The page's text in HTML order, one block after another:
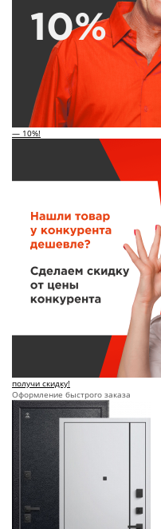
— 10%!
получи скидку!
Оформление быстрого заказа